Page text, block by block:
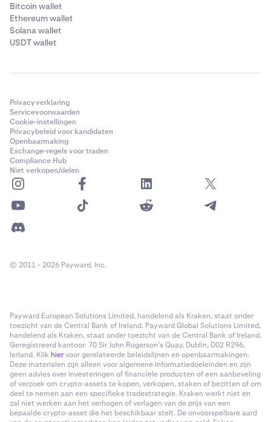
Bitcoin wallet
Ethereum wallet
Solana wallet
USDT wallet
Privacyverklaring
Servicevoorwaarden
Cookie-instellingen
Privacybeleid voor kandidaten
Openbaarmaking
Exchange-regels voor traden
Compliance Hub
Niet verkopen/delen
© 2011 - 2026 Payward, Inc.
Payward European Solutions Limited, handelend als Kraken, staat onder
toezicht van de Central Bank of Ireland. Payward Global Solutions Limited,
handelend als Kraken, staat onder toezicht van de Central Bank of Ireland.
Geregistreerd kantoor: 70 Sir John Rogerson’s Quay, Dublin, D02 R296,
Ierland. Klik hiervoor gerelateerde beleidslijnen en openbaarmakingen.
Deze materialen zijn alleen voor algemene informatiedoeleinden en zijn
geen advies over investeringen of financiële producten of een aanbeveling
of verzoek om crypto-assets te kopen, verkopen, staken of bezitten of om
deel te nemen aan een specifieke tradestrategie. Kraken werkt niet en
zal niet werken aan het verhogen of verlagen van de prijs van een
bepaalde crypto-asset die het beschikbaar stelt. De onvoorspelbare aard